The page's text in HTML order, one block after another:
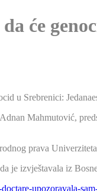
će
u Srebrenici:
Mahmutović,
prava
je izvještavala iz
upozoravala-